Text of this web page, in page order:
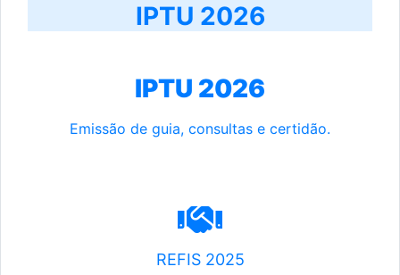
IPTU 2026
IPTU 2026
Emissão de guia, consultas e certidão.
REFIS 2025